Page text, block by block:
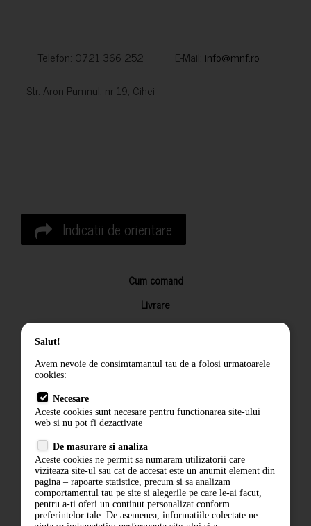
Telefon: 0721 366 252 E-Mail: info@mnf.ro
Str. Aron Pumnul, nr 19, Cihei
Indicatii de orientare
Cum comand
Livrare
Returnarea produselor
Termeni si conditii
Politica de confidentialitate
ANPC
Salut!
Avem nevoie de consimtamantul tau de a folosi urmatoarele
cookies:
Necesare
Aceste cookies sunt necesare pentru functionarea site-ului
web si nu pot fi dezactivate
De masurare si analiza
Aceste cookies ne permit sa numaram utilizatorii care
viziteaza site-ul sau cat de accesat este un anumit element din
pagina – rapoarte statistice, precum si sa analizam
comportamentul tau pe site si alegerile pe care le-ai facut,
pentru a-ti oferi un continut personalizat conform
preferintelor tale. De asemenea, informatiile colectate ne